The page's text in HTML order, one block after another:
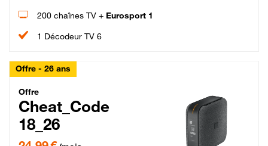
200 chaînes TV + Eurosport 1
1 Décodeur TV 6
Offre - 26 ans
Cheat_Code Fibre_18_26
Offre
Cheat_Code
18_26
24,99 € par mois pendant 0 mois puis 49,99 € par mois, Sans engagement